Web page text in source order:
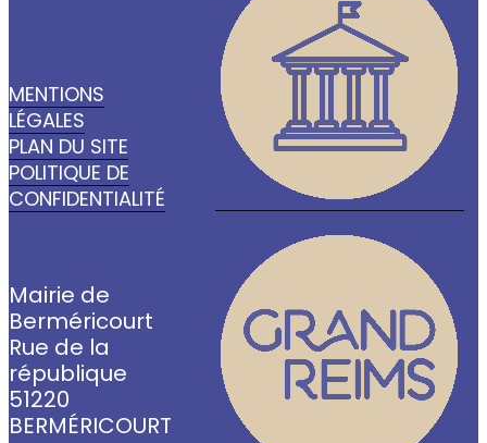
MENTIONS
LÉGALES
PLAN DU SITE
POLITIQUE DE
CONFIDENTIALITÉ
Mairie de
Berméricourt
Rue de la
république
51220
BERMÉRICOURT